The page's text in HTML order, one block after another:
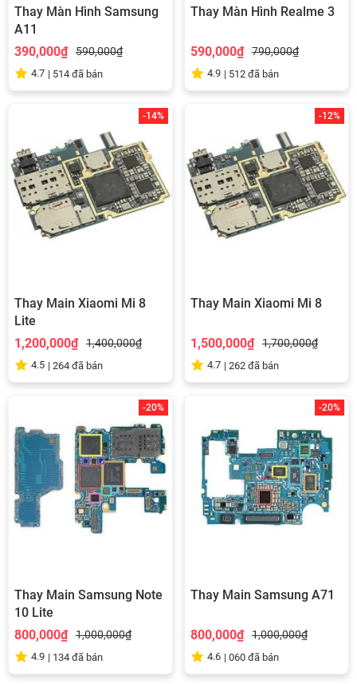
Thay Màn Hình Samsung
A11
390,000₫
590,000₫
4.7 | 514 đã bán
Thay Màn Hình Realme 3
590,000₫ 790,000₫
4.9 | 512 đã bán
-14%
Thay Main Xiaomi Mi 8
Lite
1,200,000₫
1,400,000₫
4.5 | 264 đã bán
-12%
Thay Main Xiaomi Mi 8
1,500,000₫ 1,700,000₫
4.7 | 262 đã bán
-20%
Thay Main Samsung Note
10 Lite
800,000₫
1,000,000₫
4.9 | 134 đã bán
-20%
Thay Main Samsung A71
800,000₫ 1,000,000₫
4.6 | 060 đã bán